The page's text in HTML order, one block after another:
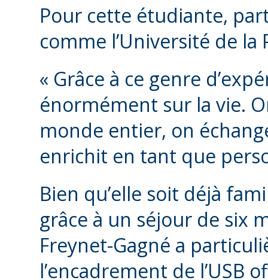
Pour cette étudiante,
comme l’Université de la
« Grâce à ce genre
énormément sur la vie.
monde entier, on
enrichit en tant que
Bien qu’elle soit déjà
grâce à un séjour de six
Freynet-Gagné a
l’encadrement de l’USB